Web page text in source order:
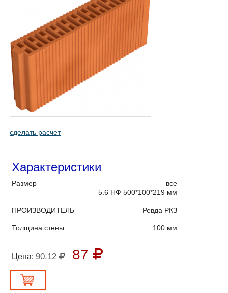
сделать расчет
Характеристики
Размер
все
5.6 НФ 500*100*219 мм
ПРОИЗВОДИТЕЛЬ Ревда РКЗ
Толщина стены 100 мм
Цена:90.12 87